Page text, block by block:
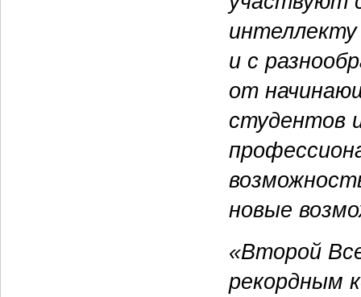
и с
от
студентов
новые
«Второй
рекордным